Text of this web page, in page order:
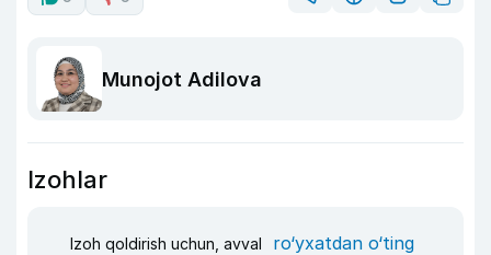
Munojot Adilova
Izohlar
Izoh qoldirish uchun, avval ro‘yxatdan o‘ting